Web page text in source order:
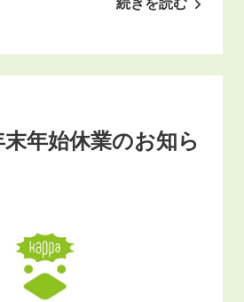
年始休業のお知ら